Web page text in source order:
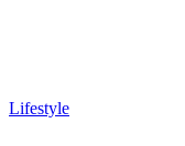
Lifestyle